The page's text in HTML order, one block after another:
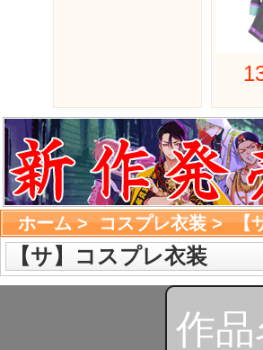
ホーム> コスプレ衣装> 【
【サ】コスプレ衣装